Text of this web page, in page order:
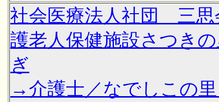
社会医療法人社団 三
護老人保健施設さつき
ぎ
→介護士／なでしこの